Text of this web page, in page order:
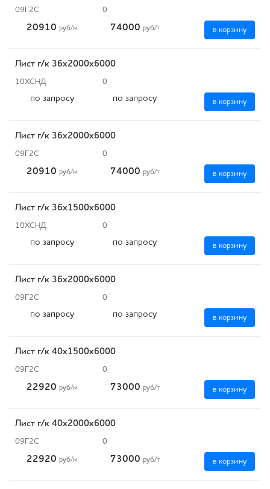
09Г2С 0
20910 руб/м 74000 руб/т в корзину
Лист г/к 36х2000х6000
10ХСНД 0
по запросу по запросу в корзину
Лист г/к 36х2000х6000
09Г2С 0
20910 руб/м 74000 руб/т в корзину
Лист г/к 36х1500х6000
10ХСНД 0
по запросу по запросу в корзину
Лист г/к 36x2000х6000
09Г2С 0
по запросу по запросу в корзину
Лист г/к 40х1500х6000
09Г2С 0
22920 руб/м 73000 руб/т в корзину
Лист г/к 40х2000х6000
09Г2С 0
22920 руб/м 73000 руб/т в корзину